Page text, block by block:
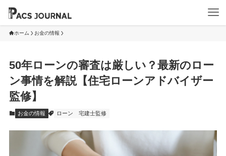
ホーム お金の情報
50年ローンの審査は厳しい？最新のロー
ン事情を解説【住宅ローンアドバイザー
監修】
お金の情報 ローン 宅建士監修